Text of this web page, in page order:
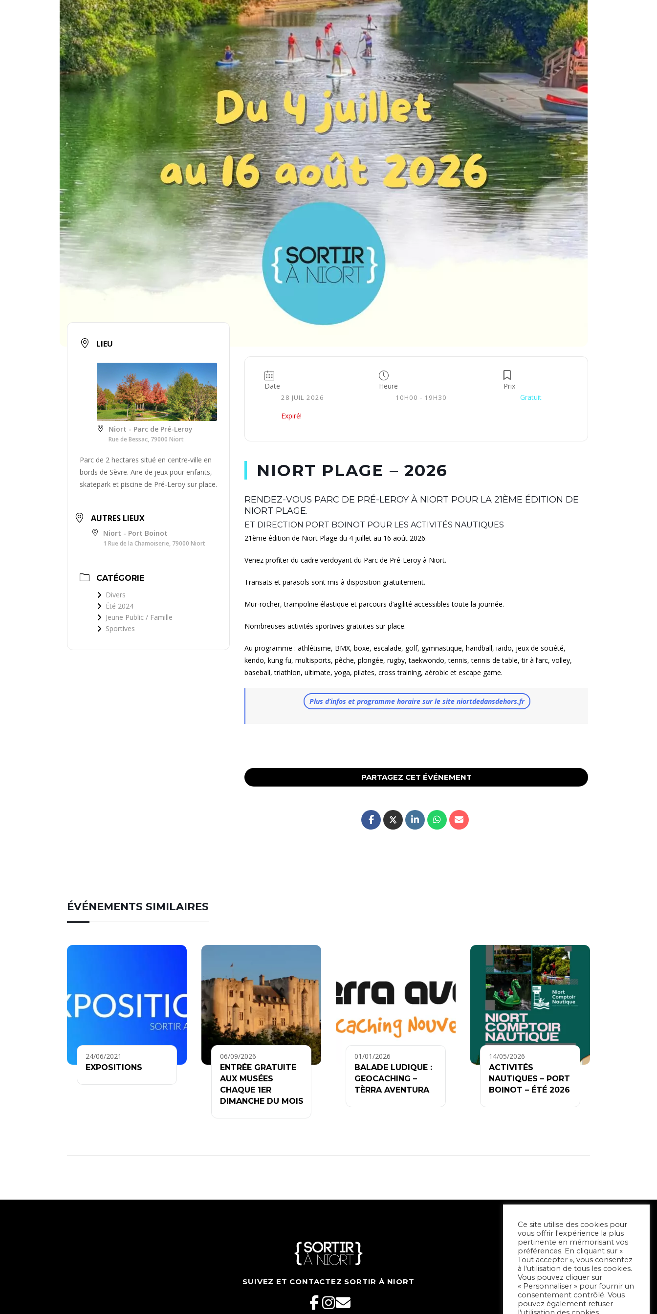
LIEU
Niort - Parc de Pré-Leroy
Rue de Bessac, 79000 Niort
Parc de 2 hectares situé en centre-ville en
bords de Sèvre. Aire de jeux pour enfants,
skatepark et piscine de Pré-Leroy sur place.
AUTRES LIEUX
Niort - Port Boinot
1 Rue de la Chamoiserie, 79000 Niort
CATÉGORIE
Divers
Été 2024
Jeune Public / Famille
Sportives
Date
28 JUIL 2026
Expiré!
Heure
10H00 - 19H30
Prix
Gratuit
NIORT PLAGE – 2026
RENDEZ-VOUS PARC DE PRÉ-LEROY À NIORT POUR LA 21ÈME ÉDITION DE
NIORT PLAGE.
ET DIRECTION PORT BOINOT POUR LES ACTIVITÉS NAUTIQUES
21ème édition de Niort Plage du 4 juillet au 16 août 2026.
Venez profiter du cadre verdoyant du Parc de Pré-Leroy à Niort.
Transats et parasols sont mis à disposition gratuitement.
Mur-rocher, trampoline élastique et parcours d’agilité accessibles toute la journée.
Nombreuses activités sportives gratuites sur place.
Au programme : athlétisme, BMX, boxe, escalade, golf, gymnastique, handball, iaïdo, jeux de société,
kendo, kung fu, multisports, pêche, plongée, rugby, taekwondo, tennis, tennis de table, tir à l’arc, volley,
baseball, triathlon, ultimate, yoga, pilates, cross training, aérobic et escape game.
Plus d’infos et programme horaire sur le site niortdedansdehors.fr
PARTAGEZ CET ÉVÉNEMENT
ÉVÉNEMENTS SIMILAIRES
24/06/2021
EXPOSITIONS
06/09/2026
ENTRÉE GRATUITE
AUX MUSÉES
CHAQUE 1ER
DIMANCHE DU MOIS
01/01/2026
BALADE LUDIQUE :
GEOCACHING –
TÈRRA AVENTURA
14/05/2026
ACTIVITÉS
NAUTIQUES – PORT
BOINOT – ÉTÉ 2026
SUIVEZ ET CONTACTEZ SORTIR À NIORT
Ce site utilise des cookies pour
vous offrir l'expérience la plus
pertinente en mémorisant vos
préférences. En cliquant sur «
Tout accepter », vous consentez
à l'utilisation de tous les cookies.
Vous pouvez cliquer sur
« Personnaliser » pour fournir un
consentement contrôlé. Vous
pouvez également refuser